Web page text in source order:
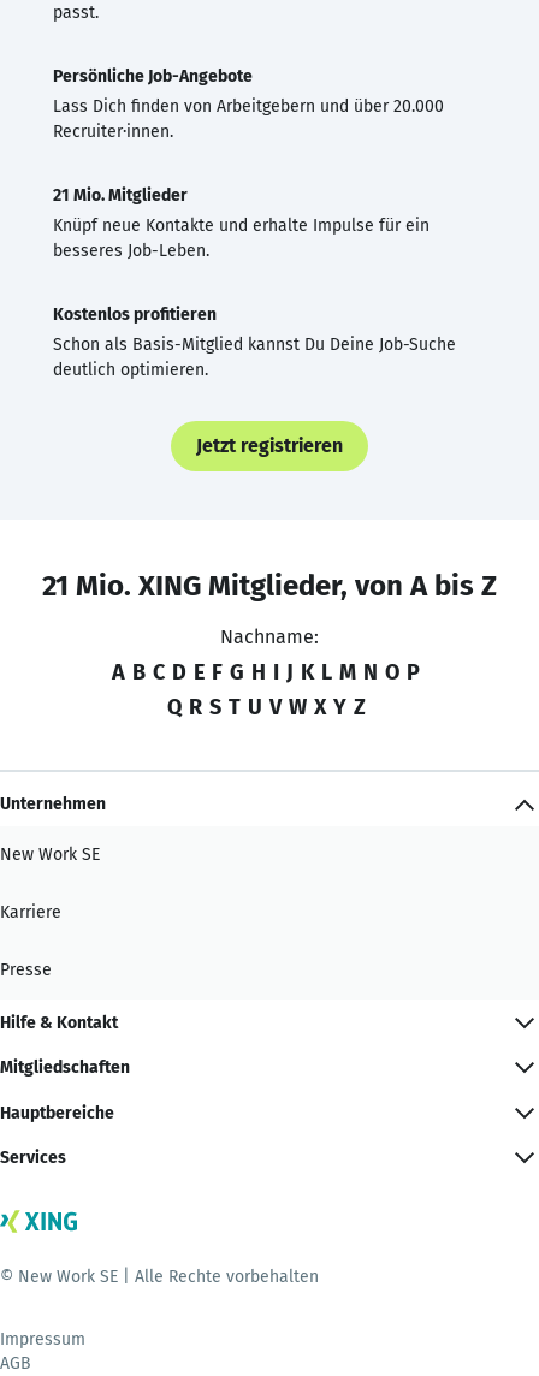
passt.
Persönliche Job-Angebote
Lass Dich finden von Arbeitgebern und über 20.000
Recruiter·innen.
21 Mio. Mitglieder
Knüpf neue Kontakte und erhalte Impulse für ein
besseres Job-Leben.
Kostenlos profitieren
Schon als Basis-Mitglied kannst Du Deine Job-Suche
deutlich optimieren.
Jetzt registrieren
21 Mio. XING Mitglieder, von A bis Z
Nachname:
A B C D E F G H I J K L M N O P
Q R S T U V W X Y Z
Unternehmen
New Work SE
Karriere
Presse
Hilfe & Kontakt
Mitgliedschaften
Hauptbereiche
Services
© New Work SE | Alle Rechte vorbehalten
Impressum
AGB